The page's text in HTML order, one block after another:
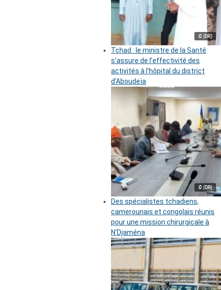
© (DR)
Tchad : le ministre de la Santé
s’assure de l’effectivité des
activités à l’hôpital du district
d’Aboudeïa
© (DR)
Des spécialistes tchadiens,
camerounais et congolais réunis
pour une mission chirurgicale à
N’Djaména